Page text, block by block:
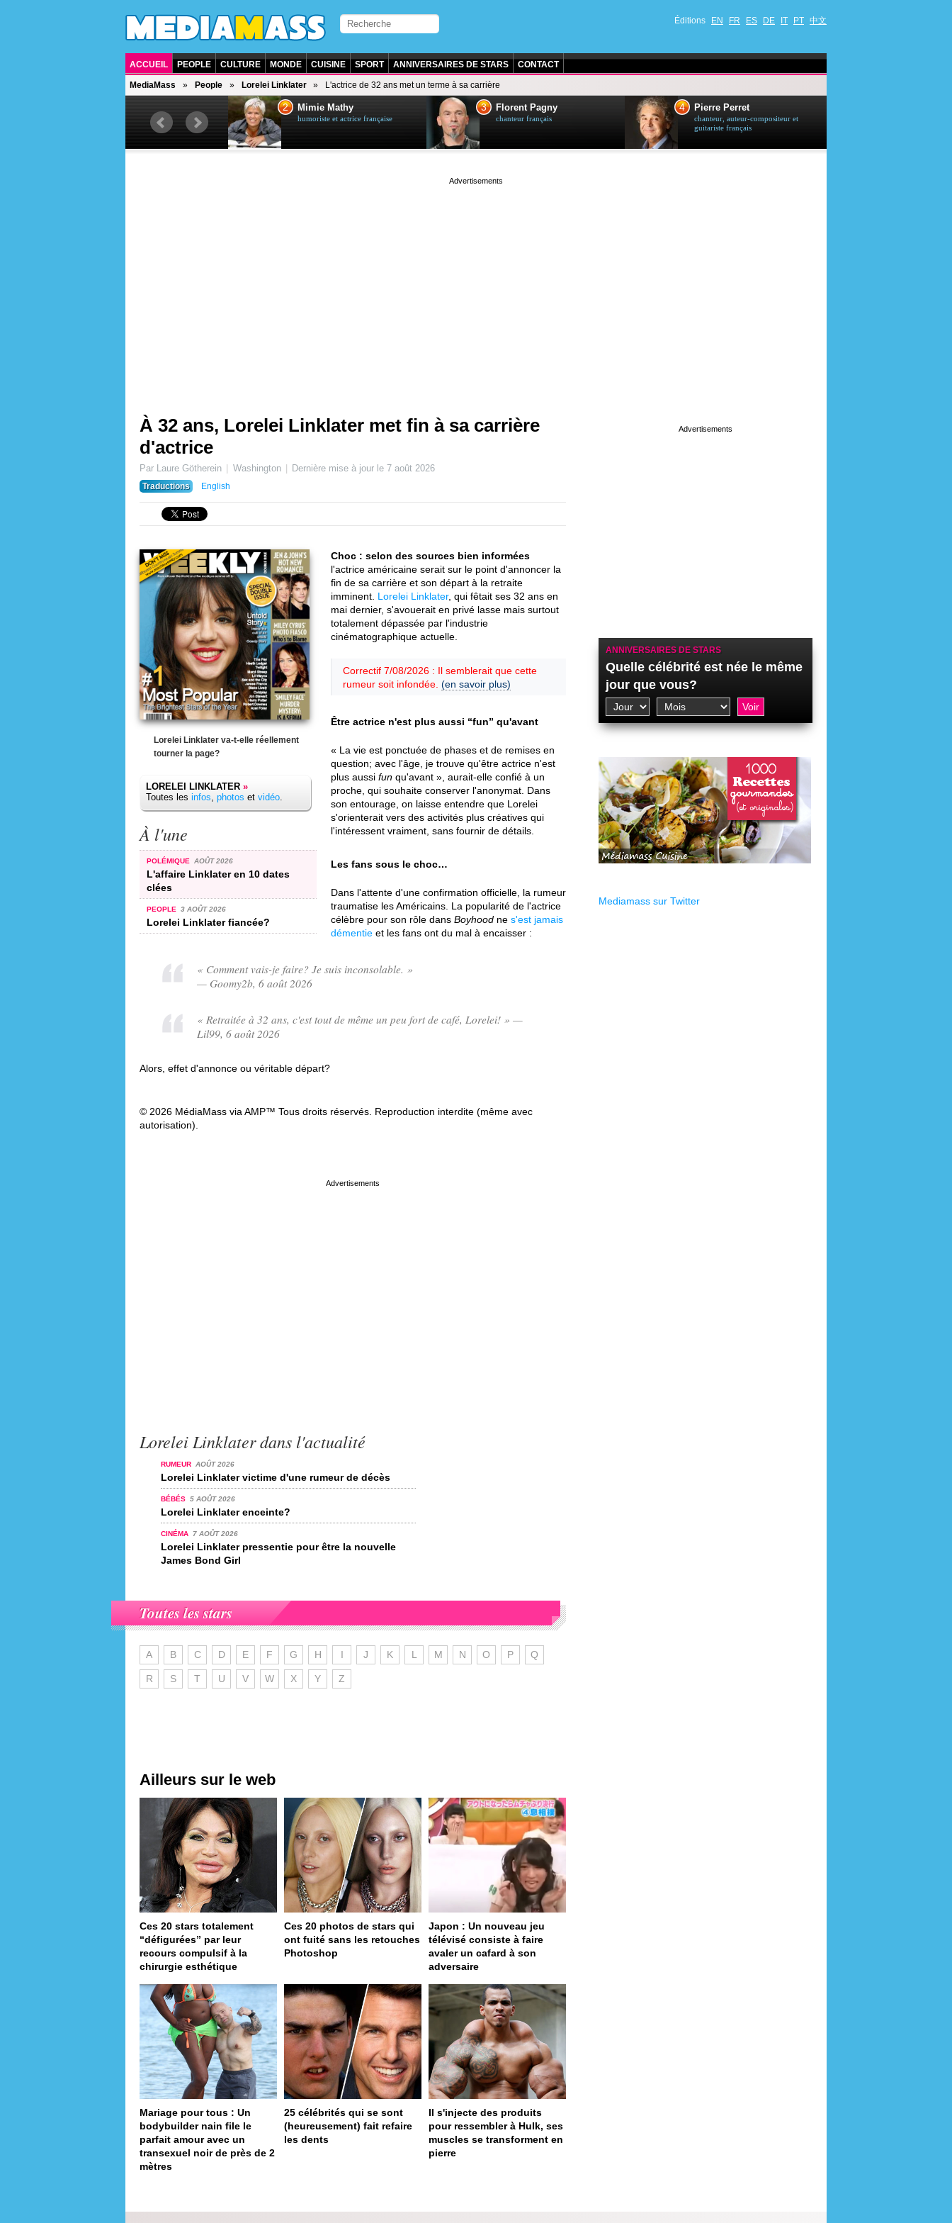
Éditions EN FR ES DE IT PT 中文
ACCUEIL PEOPLE CULTURE MONDE CUISINE SPORT ANNIVERSAIRES DE STARS CONTACT
MediaMass People Lorelei Linklater L'actrice de 32 ans met un terme à sa carrière
chanteuse québécoise
2 Mimie Mathy
humoriste et actrice française
3 Florent Pagny
chanteur français
4 Pierre Perret
chanteur, auteur-compositeur et
guitariste français
À 32 ans, Lorelei Linklater met fin à sa carrière
d'actrice
Par Laure Götherein Washington Dernière mise à jour le 7 août 2026
Traductions
English
Lorelei Linklater va-t-elle réellement
tourner la page?
LORELEI LINKLATER »
Toutes les infos, photos et vidéo.
À l'une
POLÉMIQUE AOÛT 2026
L'affaire Linklater en 10 dates
clées
PEOPLE 3 AOÛT 2026
Lorelei Linklater fiancée?
Choc : selon des sources bien informées
l'actrice américaine serait sur le point d'annoncer la
fin de sa carrière et son départ à la retraite
imminent. Lorelei Linklater, qui fêtait ses 32 ans en
mai dernier, s'avouerait en privé lasse mais surtout
totalement dépassée par l'industrie
cinématographique actuelle.
Correctif 7/08/2026 : Il semblerait que cette
rumeur soit infondée. (en savoir plus)
Être actrice n'est plus aussi “fun” qu'avant
« La vie est ponctuée de phases et de remises en
question; avec l'âge, je trouve qu'être actrice n'est
plus aussi fun qu'avant », aurait-elle confié à un
proche, qui souhaite conserver l'anonymat. Dans
son entourage, on laisse entendre que Lorelei
s'orienterait vers des activités plus créatives qui
l'intéressent vraiment, sans fournir de détails.
Les fans sous le choc…
Dans l'attente d'une confirmation officielle, la rumeur
traumatise les Américains. La popularité de l'actrice
célèbre pour son rôle dans Boyhood ne s'est jamais
démentie et les fans ont du mal à encaisser :
« Comment vais-je faire? Je suis inconsolable. »
— Goomy2b, 6 août 2026
« Retraitée à 32 ans, c'est tout de même un peu fort de café, Lorelei! » —
Lil99, 6 août 2026
Alors, effet d'annonce ou véritable départ?
© 2026 MédiaMass via AMP™ Tous droits réservés. Reproduction interdite (même avec
autorisation).
Lorelei Linklater dans l'actualité
RUMEUR AOÛT 2026
Lorelei Linklater victime d'une rumeur de décès
BÉBÉS 5 AOÛT 2026
Lorelei Linklater enceinte?
CINÉMA 7 AOÛT 2026
Lorelei Linklater pressentie pour être la nouvelle
James Bond Girl
Toutes les stars
A B C D E F G H I J K L M N O P Q
R S T U V W X Y Z
Ailleurs sur le web
Ces 20 stars totalement
“défigurées” par leur
recours compulsif à la
chirurgie esthétique
Ces 20 photos de stars qui
ont fuité sans les retouches
Photoshop
Japon : Un nouveau jeu
télévisé consiste à faire
avaler un cafard à son
adversaire
Mariage pour tous : Un
bodybuilder nain file le
parfait amour avec un
transexuel noir de près de 2
mètres
25 célébrités qui se sont
(heureusement) fait refaire
les dents
Il s'injecte des produits
pour ressembler à Hulk, ses
muscles se transforment en
pierre
ANNIVERSAIRES DE STARS
Quelle célébrité est née le même
jour que vous?
Mediamass sur Twitter